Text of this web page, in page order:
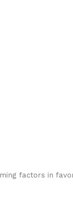
factors in